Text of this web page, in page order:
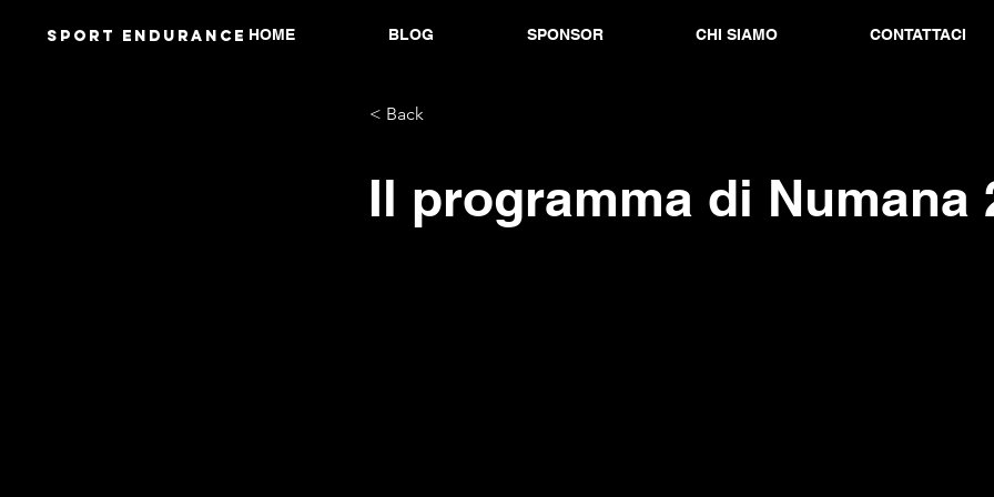
Sport endurANCE HOME BLOG SPONSOR CHI SIAMO CONTATTACI
< Back
Il programma di Numana